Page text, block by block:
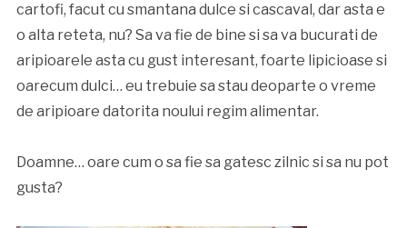
cartofi, facut cu smantana dulce si cascaval, dar asta e
o alta reteta, nu? Sa va fie de bine si sa va bucurati de
aripioarele asta cu gust interesant, foarte lipicioase si
oarecum dulci… eu trebuie sa stau deoparte o vreme
de aripioare datorita noului regim alimentar.
Doamne… oare cum o sa fie sa gatesc zilnic si sa nu pot
gusta?